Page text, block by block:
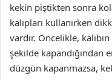
kekin piştikten sonra
kalıpları kullanırken
vardır. Öncelikle,
şekilde kapandığından
düzgün kapanmazsa,